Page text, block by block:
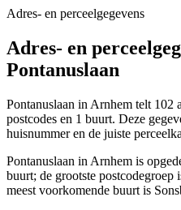
Adres- en perceelgegevens
Adres- en
Pontanuslaan
Pontanuslaan in Arnhem telt 102
postcodes en 1 buurt. Deze
huisnummer en de juiste
Pontanuslaan in Arnhem is
buurt; de grootste postcodegroep
meest voorkomende buurt is